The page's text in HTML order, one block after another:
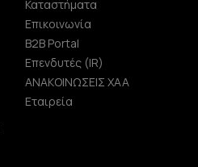
Καταστήματα
Επικοινωνία
B2B Portal
Επενδυτές (IR)
ΑΝΑΚΟΙΝΩΣΕΙΣ ΧΑΑ
Εταιρεία